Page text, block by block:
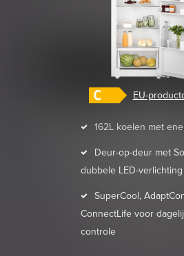
EU-
162L koelen met
Deur-op-deur met
dubbele LED-verlichting
SuperCool,
ConnectLife voor
controle